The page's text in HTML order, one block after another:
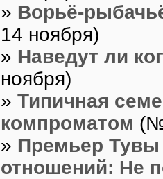
» Ворьё-
14 ноября)
» Наведут ли
ноября)
» Типичная
компроматом
» Премьер
отношений: Не